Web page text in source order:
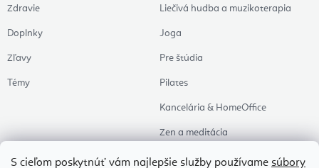
S cieľom poskytnúť vám najlepšie služby používame súbory
Zdravie
Doplnky
Zľavy
Témy
Liečivá hudba a muzikoterapia
Joga
Pre štúdia
Pilates
Kancelária & HomeOffice
Zen a meditácia
Aromaterapia